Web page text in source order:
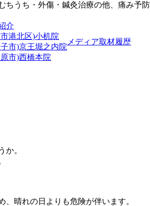
うち・外傷・鍼灸治療の他、痛み予
介
港北区)小机院
市)京王堀之内院
市)西橋本院
メディア取材履歴
か。
晴れの日よりも危険が伴います。